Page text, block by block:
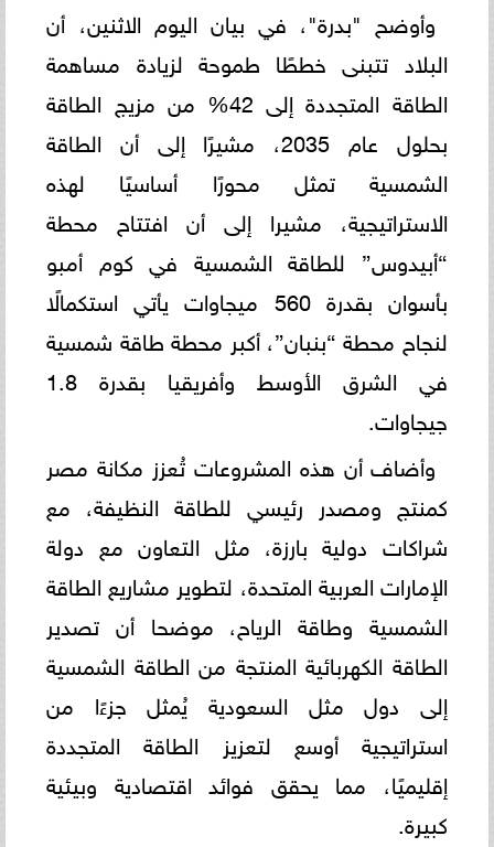
وأوضح "بدرة"، في بيان اليوم الاثنين، أن
البلاد تتبنى خططًا طموحة لزيادة مساهمة
الطاقة المتجددة إلى 42% من مزيج الطاقة
بحلول عام 2035، مشيرًا إلى أن الطاقة
الشمسية تمثل محورًا أساسيًا لهذه
الاستراتيجية، مشيرا إلى أن افتتاح محطة
“أبيدوس” للطاقة الشمسية في كوم أمبو
بأسوان بقدرة 560 ميجاوات يأتي استكمالًا
لنجاح محطة “بنبان”، أكبر محطة طاقة شمسية
في الشرق الأوسط وأفريقيا بقدرة 1.8
جيجاوات.
وأضاف أن هذه المشروعات تُعزز مكانة مصر
كمنتج ومصدر رئيسي للطاقة النظيفة، مع
شراكات دولية بارزة، مثل التعاون مع دولة
الإمارات العربية المتحدة، لتطوير مشاريع الطاقة
الشمسية وطاقة الرياح، موضحا أن تصدير
الطاقة الكهربائية المنتجة من الطاقة الشمسية
إلى دول مثل السعودية يُمثل جزءًا من
استراتيجية أوسع لتعزيز الطاقة المتجددة
إقليميًا، مما يحقق فوائد اقتصادية وبيئية
كبيرة.